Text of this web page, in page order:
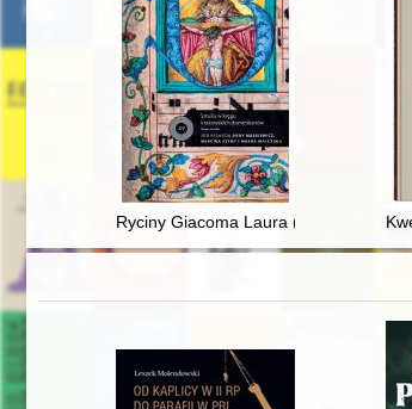
Ryciny Giacoma Laura (1561-1650)